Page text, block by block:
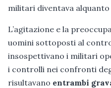
militari diventava
L’agitazione e la
uomini sottoposti al
insospettivano i militari
i controlli nei confronti
risultavano entrambi